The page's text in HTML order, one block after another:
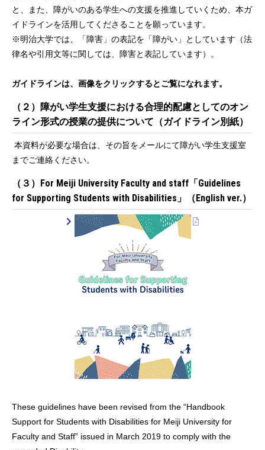
と、また、障がいのある学生への支援を推進していくため、本ガ
イドラインを活用してくださることを願っています。
※明治大学では、「障害」の表記を「障がい」としています（法
律名や引用文等に関しては、障害と表記しています）。
ガイドラインは、画像をクリックするとご覧になれます。
（２）障がい学生支援における合理的配慮としてのオン
ライン形式の授業の提供について（ガイドライン別紙）
本資料が必要な場合は、その旨をメールにて障がい学生支援室
までご連絡ください。
（３）For Meiji University Faculty and staff「Guidelines
for Supporting Students with Disabilities」（English ver.）
These guidelines have been revised from the “Handbook
Support for Students with Disabilities for Meiji University for
Faculty and Staff” issued in March 2019 to comply with the